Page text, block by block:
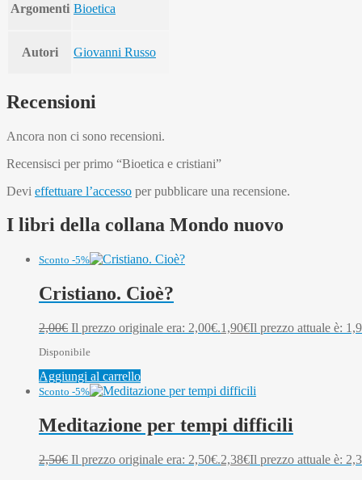
Argomenti Bioetica
Autori Giovanni Russo
Recensioni
Ancora non ci sono recensioni.
Recensisci per primo “Bioetica e cristiani”
Devi effettuare l’accesso per pubblicare una recensione.
I libri della collana Mondo nuovo
Sconto -5%
Cristiano. Cioè?
2,00€ Il prezzo originale era: 2,00€.1,90€Il prezzo attuale è:
Disponibile
Aggiungi al carrello
Sconto -5%
Meditazione per tempi difficili
2,50€ Il prezzo originale era: 2,50€.2,38€Il prezzo attuale è: